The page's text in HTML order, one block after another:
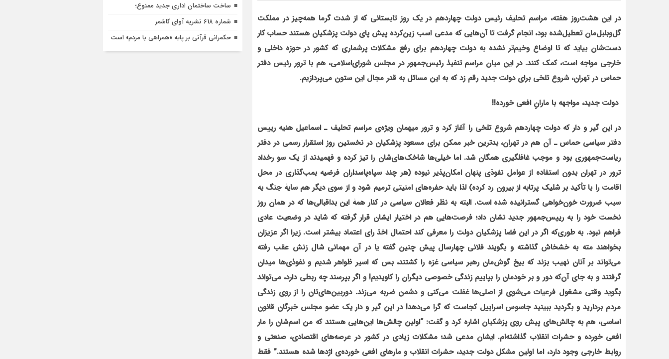
در این هشت‌روز هفته، مراسم تحلیف رئیس دولت چهاردهم در یک روز تابستانی که از شدت گرما همه‌چیز در مملکت
گل‌وبلبل‌مان تعطیل‌شده بود، انجام گرفت تا آن‌هایی که مدعی اسب زین‌کرده پیش پای دولت پزشکیان هستند حساب کار
دست‌شان بیاید که تا اوضاع وخیم‌تر نشده به دولت چهاردهم برای رفع مشکلات پرشماری که کشور در حوزه داخلی و
خارجی مواجه است، کمک کنند. در این میان مراسم تنفیذ رئیس‌جمهور در مجلس شورای‌اسلامی، هم با ترور رئیس دفتر
حماس در تهران، شروع تلخی برای دولت جدید رقم زد که به این مسائل به قدر مجال این ستون می‌پردازیم.
دولت جدید، مواجهه با مارانِ افعی خورده!!
در این گیر و دار که دولت چهاردهم شروع تلخی را آغاز کرد و ترور میهمان ویژه‌ی مراسم تحلیف ـ اسماعیل هنیه رییس
دفتر سیاسی حماس ـ آن هم در تهران، بدترین خبر ممکن برای مسعود پزشکیان در نخستین روز استقرار رسمی در دفتر
ریاست‌جمهوری بود و موجب غافلگیری همگان شد. اما خیلی‌ها شاخک‌های‌شان را تیز کرده و فهمیدند از یک سو رخداد
ترور در تهران بدون استفاده از عوامل نفوذی پنهان امکان‌پذیر نبوده (هر چند سپاه‌پاسداران فرضیه بمب‌گذاری در محل
اقامت را با تأکید بر شلیک پرتابه از بیرون رد کرده) لذا باید حفره‌های امنیتی ترمیم شود و از سوی دیگر هم سایۀ جنگ به
سبب ضرورت خون‌خواهی گسترانیده شده است. البته به نظر فعالان سیاسی در کنار همۀ این بداقبالی‌ها که در همان روز
نخست خود را به رییس‌جمهور جدید نشان داد؛ فرصت‌هایی هم در اختیار ایشان قرار گرفته که شاید در وضعیت عادی
فراهم نبود. به طوری‌که اگر در این فضا پزشکیان دولت را معرفی کند احتمال اخذ رای اعتماد بیشتر است. زیرا اگر عزیزان
بخواهند مته به خشخاش گذاشته و بگویند فلانی چهارسال پیش چنین گفته یا در آن مهمانی شال زنش عقب رفته
می‌تواند بر آنان نهیب بزند که بیخ گوش‌مان رهبر سیاسی غزه را کشتند، بس که اسیر ظواهر شدیم و نفوذی‌ها میدان
گرفتند و به جای آن‌که دور و بر خودمان را بپاییم زندگی خصوصی دیگران را کاویدیم! و اگر بپرسند چه ربطی دارد، می‌تواند
بگوید وقتی مشغول فرعیات می‌شوی از اصلی‌ها غفلت می‌کنی و دشمن ضربه می‌زند. دوربین‌های‌تان را از روی زندگی
مردم بردارید و بگردید ببینید جاسوس اسراییل کجاست که گرا می‌دهد! در این گیر و دار یک عضو مجلس خبرگان قانون
اساسی، هم به چالش‌های پیش روی پزشکیان اشاره کرد و گفت: “اولین چالش‌ها این‌هایی هستند که من اسم‌شان را مار
افعی خورده و حشرات انقلاب گذاشته‌ام. ایشان مدعی شد؛ مشکلات زیادی در کشور در عرصه‌های اقتصادی، صنعتی و
روابط خارجی وجود دارد، اما اولین مشکل دولت جدید، حشرات انقلاب و مارهای افعی خورده‌ی اژدها شده هستند.” فقط
ساخت ساختمان اداری جدید ممنوع؛
شماره 618 نشریه آوای کاشمر
حکمرانی قرآنی بر پایه «همراهی با مردم» است